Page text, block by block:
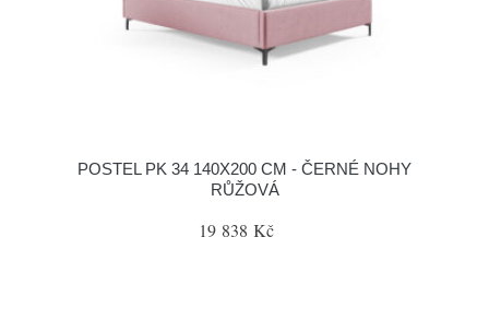
POSTEL PK 34 140X200 CM - ČERNÉ NOHY
RŮŽOVÁ
19 838 Kč